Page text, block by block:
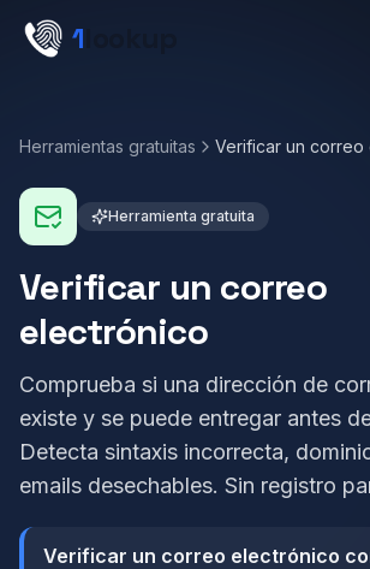
Skip to main content
1
Herramientas gratuitas Verificar un correo
Herramienta gratuita
Verificar un correo
electrónico
Comprueba si una dirección de
existe y se puede entregar antes
Detecta sintaxis incorrecta,
emails desechables. Sin registro
Verificar un correo electrónico